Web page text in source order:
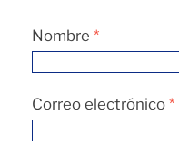
Nombre *
Correo electrónico *